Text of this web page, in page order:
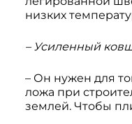
низких
– Усиленный
– Он нужен для
ложа при
землей. Чтобы